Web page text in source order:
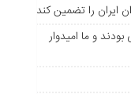
ایران را تضمین کند
و ما امیدوار